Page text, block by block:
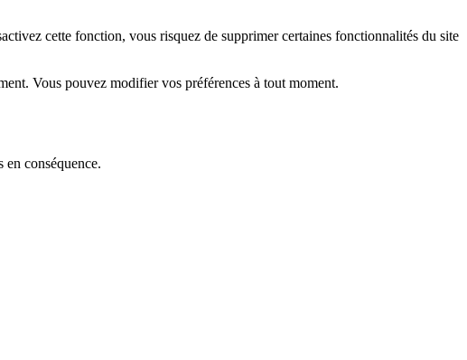
cette fonction, vous risquez de supprimer certaines fonctionnalités du site
Vous pouvez modifier vos préférences à tout moment.
conséquence.